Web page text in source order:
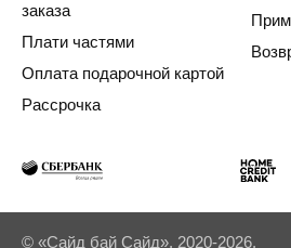
заказа
Плати частями
Оплата подарочной картой
Рассрочка
© «Сайд бай Сайд», 2020-2026.